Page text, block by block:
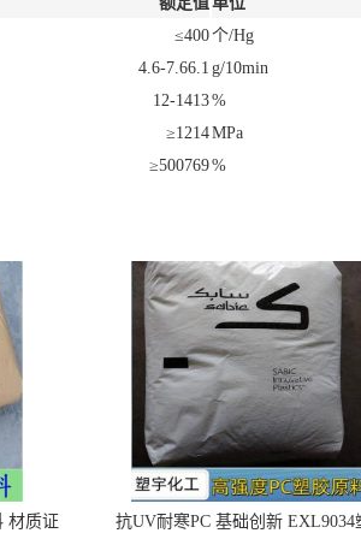
≤400个/Hg
4.6-7.66.1 g/10min
12-1413%
≥1214MPa
≥500769%
材质证 抗UV耐寒PC 基础创新 EXL9034